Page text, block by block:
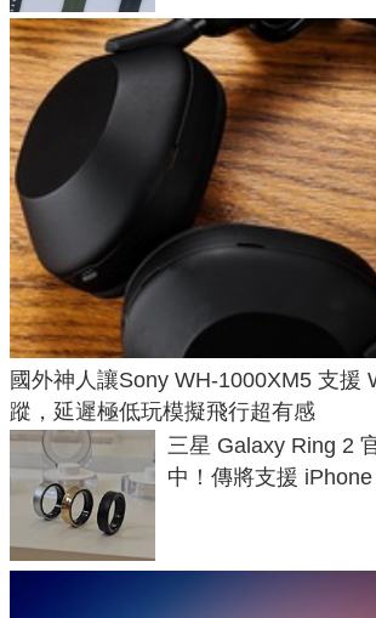
國外神人讓Sony WH-1000XM5 支援
蹤，延遲極低玩模擬飛行超有感
三星 Galaxy Ring 2
中！傳將支援